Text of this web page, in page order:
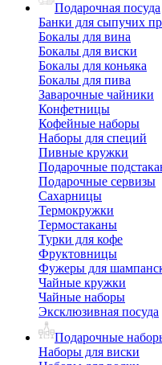
Подарочная посуда
Банки для сыпучих
Бокалы для вина
Бокалы для виски
Бокалы для коньяка
Бокалы для пива
Заварочные чайники
Конфетницы
Кофейные наборы
Наборы для специй
Пивные кружки
Подарочные
Подарочные сервизы
Сахарницы
Термокружки
Термостаканы
Турки для кофе
Фруктовницы
Фужеры для
Чайные кружки
Чайные наборы
Эксклюзивная посуда
Подарочные
Наборы для виски